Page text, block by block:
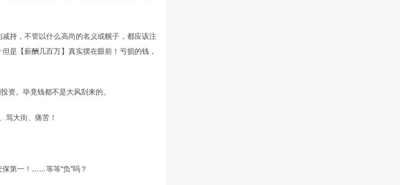
持，不管以什么高尚的名义或幌子，都应该注
是【薪酬几百万】真实摆在眼前！亏损的钱，
资。毕竟钱都不是大风刮来的。
骂大街、痛苦！
保第一！……等等“负”吗？